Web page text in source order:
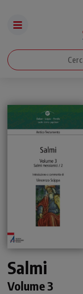
Salmi
Volume 3